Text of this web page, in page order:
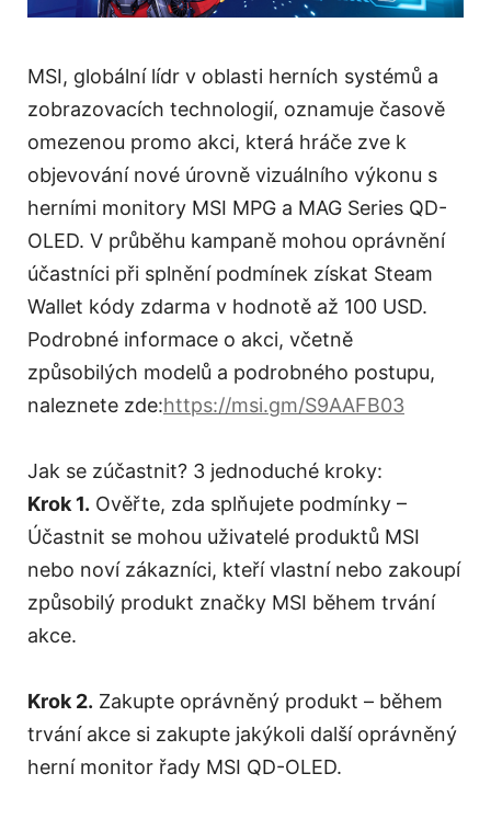
MSI, globální lídr v oblasti herních systémů a
zobrazovacích technologií, oznamuje časově
omezenou promo akci, která hráče zve k
objevování nové úrovně vizuálního výkonu s
herními monitory MSI MPG a MAG Series QD-
OLED. V průběhu kampaně mohou oprávnění
účastníci při splnění podmínek získat Steam
Wallet kódy zdarma v hodnotě až 100 USD.
Podrobné informace o akci, včetně
způsobilých modelů a podrobného postupu,
naleznete zde:https://msi.gm/S9AAFB03
Jak se zúčastnit? 3 jednoduché kroky:
Krok 1. Ověřte, zda splňujete podmínky –
Účastnit se mohou uživatelé produktů MSI
nebo noví zákazníci, kteří vlastní nebo zakoupí
způsobilý produkt značky MSI během trvání
akce.
Krok 2. Zakupte oprávněný produkt – během
trvání akce si zakupte jakýkoli další oprávněný
herní monitor řady MSI QD-OLED.